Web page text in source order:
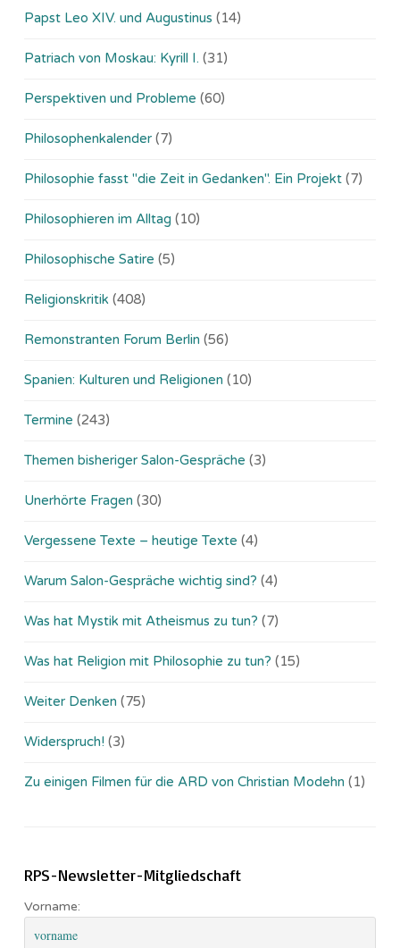
Papst Leo XIV. und Augustinus (14)
Patriach von Moskau: Kyrill I. (31)
Perspektiven und Probleme (60)
Philosophenkalender (7)
Philosophie fasst "die Zeit in Gedanken". Ein Projekt (7)
Philosophieren im Alltag (10)
Philosophische Satire (5)
Religionskritik (408)
Remonstranten Forum Berlin (56)
Spanien: Kulturen und Religionen (10)
Termine (243)
Themen bisheriger Salon-Gespräche (3)
Unerhörte Fragen (30)
Vergessene Texte – heutige Texte (4)
Warum Salon-Gespräche wichtig sind? (4)
Was hat Mystik mit Atheismus zu tun? (7)
Was hat Religion mit Philosophie zu tun? (15)
Weiter Denken (75)
Widerspruch! (3)
Zu einigen Filmen für die ARD von Christian Modehn (1)
RPS-Newsletter-Mitgliedschaft
Vorname: